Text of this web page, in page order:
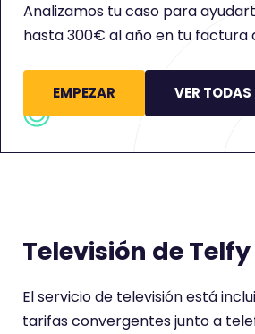
Analizamos tu caso para
hasta 300€ al año en tu factura
EMPEZAR VER
Televisión de Telfy
El servicio de televisión está
tarifas convergentes junto a